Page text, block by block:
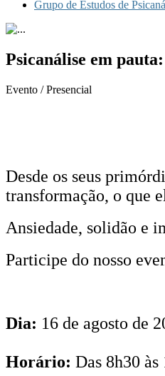
Grupo de Estudos de
Psicanálise em
Evento / Presencial
Desde os seus
transformação, o que
Ansiedade, solidão e
Participe do nosso
Dia: 16 de agosto de
Horário: Das 8h30 às